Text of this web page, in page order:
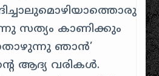
സത്യം കാണിക്കും
ഞാൻ’
ആദ്യ വരികൾ.